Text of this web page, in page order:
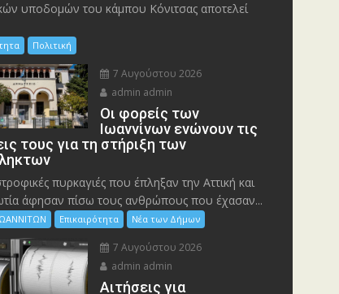
υποδομών του κάμπου Κόνιτσας αποτελεί
Πολιτική
7 Αυγούστου 2026
admin admin
Οι φορείς των
Ιωαννίνων ενώνουν τις
τους για τη στήριξη των
πυρκαγιές που έπληξαν την Αττική και
άφησαν πίσω τους ανθρώπους που έχασαν...
Επικαιρότητα Νέα των Δήμων
7 Αυγούστου 2026
admin admin
Αιτήσεις για